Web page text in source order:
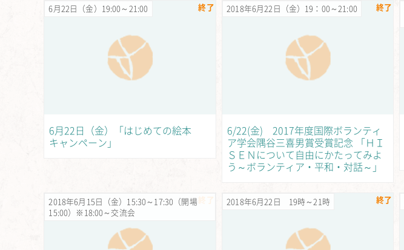
終了
6月22日（金）19:00～21:00
6月22日（金）「はじめての絵本
キャンペーン」
終了
2018年6月22日（金）19：00～21:00
6/22(金) 2017年度国際ボランティ
ア学会隅谷三喜男賞受賞記念 「ＨＩ
ＳＥＮについて自由にかたってみよ
う～ボランティア・平和・対話～」
終了
2018年6月15日（金）15:30～17:30（開場
15:00）※18:00～交流会
終了
2018年6月22日 19時～21時